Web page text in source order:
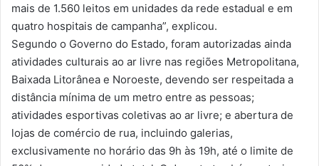
mais de 1.560 leitos em unidades da rede estadual e em
quatro hospitais de campanha”, explicou.
Segundo o Governo do Estado, foram autorizadas ainda
atividades culturais ao ar livre nas regiões Metropolitana,
Baixada Litorânea e Noroeste, devendo ser respeitada a
distância mínima de um metro entre as pessoas;
atividades esportivas coletivas ao ar livre; e abertura de
lojas de comércio de rua, incluindo galerias,
exclusivamente no horário das 9h às 19h, até o limite de